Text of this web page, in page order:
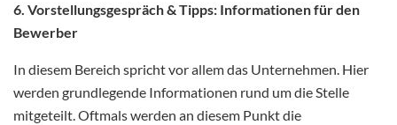
6. Vorstellungsgespräch & Tipps: Informationen für den
Bewerber
In diesem Bereich spricht vor allem das Unternehmen. Hier
werden grundlegende Informationen rund um die Stelle
mitgeteilt. Oftmals werden an diesem Punkt die